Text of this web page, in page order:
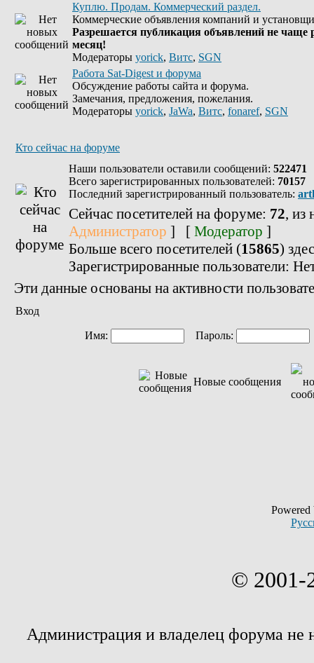
Куплю. Продам. Коммерческий раздел.
Коммерческие объявления компаний и
Разрешается публикация объявлений не чаще
месяц!
Модераторы yorick, Витс, SGN
Работа Sat-Digest и форума
Обсуждение работы сайта и форума.
Замечания, предложения, пожелания.
Модераторы yorick, JaWa, Витс, fonaref, SGN
Кто сейчас на форуме
Наши пользователи оставили сообщений: 522471
Всего зарегистрированных пользователей: 70157
Последний зарегистрированный пользователь:
Сейчас посетителей на форуме: 72, из
Администратор ] [ Модератор ]
Больше всего посетителей (15865)
Зарегистрированные пользователи:
Эти данные основаны на активности
Вход
Имя: Пароль:
Новые сообщения
© 2001-
Администрация и владелец форума не